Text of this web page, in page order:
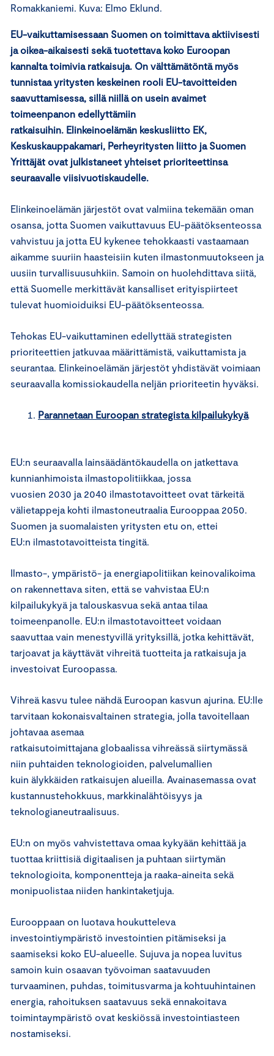
Romakkaniemi. Kuva: Elmo Eklund.
EU-vaikuttamisessaan Suomen on toimittava aktiivisesti
ja oikea-aikaisesti sekä tuotettava koko Euroopan
kannalta toimivia ratkaisuja. On välttämätöntä myös
tunnistaa yritysten keskeinen rooli EU-tavoitteiden
saavuttamisessa, sillä niillä on usein avaimet
toimeenpanon edellyttämiin
ratkaisuihin. Elinkeinoelämän keskusliitto EK,
Keskuskauppakamari, Perheyritysten liitto ja Suomen
Yrittäjät ovat julkistaneet yhteiset prioriteettinsa
seuraavalle viisivuotiskaudelle.
Elinkeinoelämän järjestöt ovat valmiina tekemään oman
osansa, jotta Suomen vaikuttavuus EU-päätöksenteossa
vahvistuu ja jotta EU kykenee tehokkaasti vastaamaan
aikamme suuriin haasteisiin kuten ilmastonmuutokseen ja
uusiin turvallisuusuhkiin. Samoin on huolehdittava siitä,
että Suomelle merkittävät kansalliset erityispiirteet
tulevat huomioiduiksi EU-päätöksenteossa.
Tehokas EU-vaikuttaminen edellyttää strategisten
prioriteettien jatkuvaa määrittämistä, vaikuttamista ja
seurantaa. Elinkeinoelämän järjestöt yhdistävät voimiaan
seuraavalla komissiokaudella neljän prioriteetin hyväksi.
Parannetaan Euroopan strategista kilpailukykyä
EU:n seuraavalla lainsäädäntökaudella on jatkettava
kunnianhimoista ilmastopolitiikkaa, jossa
vuosien 2030 ja 2040 ilmastotavoitteet ovat tärkeitä
välietappeja kohti ilmastoneutraalia Eurooppaa 2050.
Suomen ja suomalaisten yritysten etu on, ettei
EU:n ilmastotavoitteista tingitä.
Ilmasto-, ympäristö- ja energiapolitiikan keinovalikoima
on rakennettava siten, että se vahvistaa EU:n
kilpailukykyä ja talouskasvua sekä antaa tilaa
toimeenpanolle. EU:n ilmastotavoitteet voidaan
saavuttaa vain menestyvillä yrityksillä, jotka kehittävät,
tarjoavat ja käyttävät vihreitä tuotteita ja ratkaisuja ja
investoivat Euroopassa.
Vihreä kasvu tulee nähdä Euroopan kasvun ajurina. EU:lle
tarvitaan kokonaisvaltainen strategia, jolla tavoitellaan
johtavaa asemaa
ratkaisutoimittajana globaalissa vihreässä siirtymässä
niin puhtaiden teknologioiden, palvelumallien
kuin älykkäiden ratkaisujen alueilla. Avainasemassa ovat
kustannustehokkuus, markkinalähtöisyys ja
teknologianeutraalisuus.
EU:n on myös vahvistettava omaa kykyään kehittää ja
tuottaa kriittisiä digitaalisen ja puhtaan siirtymän
teknologioita, komponentteja ja raaka-aineita sekä
monipuolistaa niiden hankintaketjuja.
Eurooppaan on luotava houkutteleva
investointiympäristö investointien pitämiseksi ja
saamiseksi koko EU-alueelle. Sujuva ja nopea luvitus
samoin kuin osaavan työvoiman saatavuuden
turvaaminen, puhdas, toimitusvarma ja kohtuuhintainen
energia, rahoituksen saatavuus sekä ennakoitava
toimintaympäristö ovat keskiössä investointiasteen
nostamiseksi.